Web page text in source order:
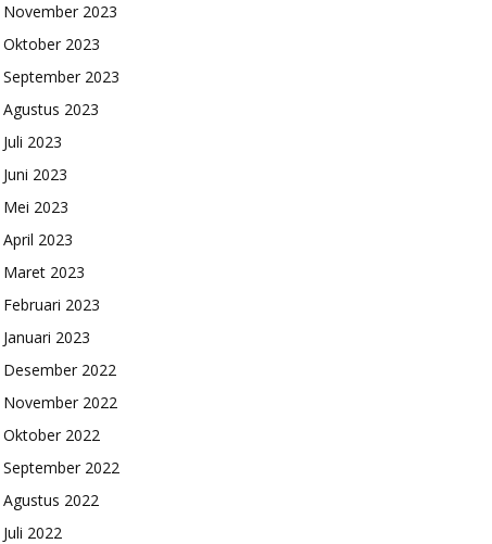
November 2023
Oktober 2023
September 2023
Agustus 2023
Juli 2023
Juni 2023
Mei 2023
April 2023
Maret 2023
Februari 2023
Januari 2023
Desember 2022
November 2022
Oktober 2022
September 2022
Agustus 2022
Juli 2022